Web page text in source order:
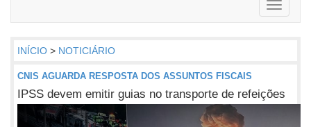
Toggle
INÍCIO > NOTICIÁRIO
CNIS AGUARDA RESPOSTA DOS ASSUNTOS FISCAIS
IPSS devem emitir guias no transporte de refeições